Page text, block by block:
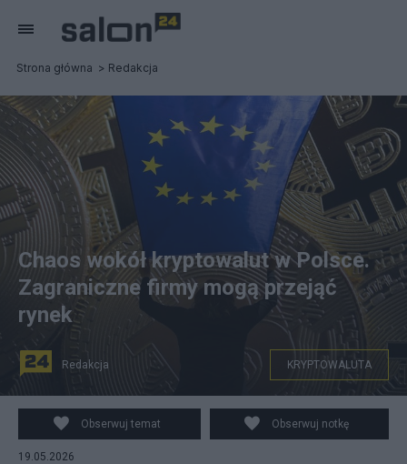
Strona główna Redakcja
Chaos wokół kryptowalut w Polsce.
Zagraniczne firmy mogą przejąć
rynek
Redakcja KRYPTOWALUTA
Obserwuj temat Obserwuj notkę
19.05.2026